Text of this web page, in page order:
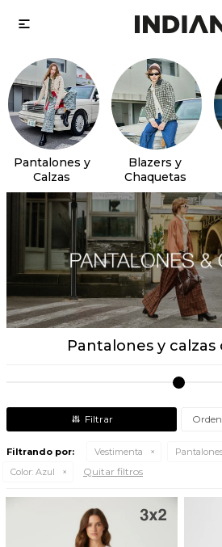

Pantalones y
Calzas
Blazers y
Chaquetas
Pantalones y calzas
Filtrando por: Vestimenta
Color: Azul Quitar filtros